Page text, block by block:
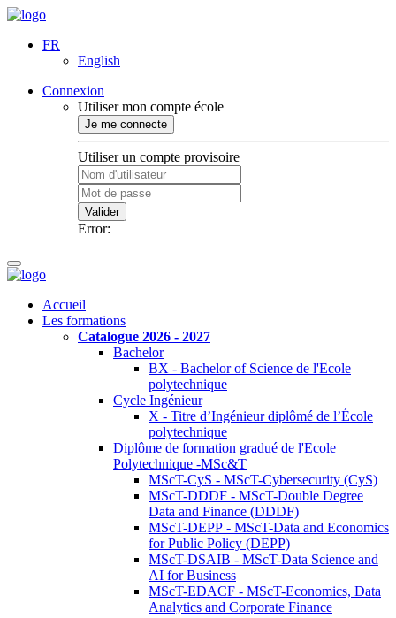
FR
English
Connexion
Utiliser mon compte école
Je me connecte
Utiliser un compte provisoire
Valider
Error:
Accueil
Les formations
Catalogue 2026 - 2027
Bachelor
BX - Bachelor of Science de l'Ecole
polytechnique
Cycle Ingénieur
X - Titre d’Ingénieur diplômé de l’École
polytechnique
Diplôme de formation gradué de l'Ecole
Polytechnique -MSc&T
MScT-CyS - MScT-Cybersecurity (CyS)
MScT-DDDF - MScT-Double Degree
Data and Finance (DDDF)
MScT-DEPP - MScT-Data and Economics
for Public Policy (DEPP)
MScT-DSAIB - MScT-Data Science and
AI for Business
MScT-EDACF - MScT-Economics, Data
Analytics and Corporate Finance